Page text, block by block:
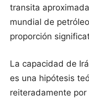
transita
mundial de
proporción
La capacidad de
es una hipótesis
reiteradamente